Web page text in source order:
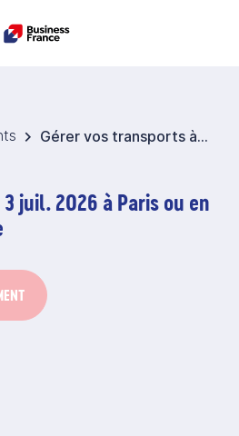
Gérer vos transports à l’international
juil. 2026 à Paris ou en